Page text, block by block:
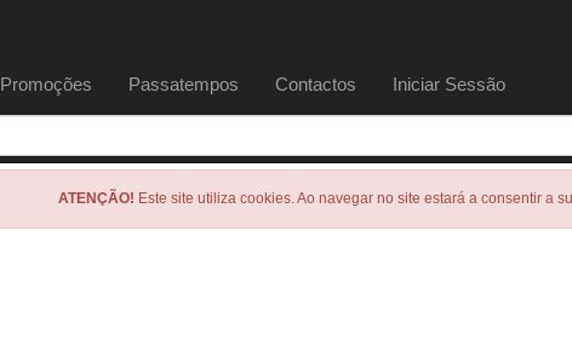
Promoções Passatempos Contactos Iniciar Sessão
ATENÇÃO! Este site utiliza cookies. Ao navegar no site estará a consentir a